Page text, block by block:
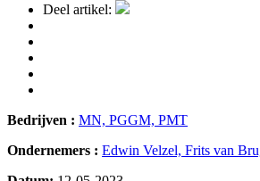
Deel artikel:
Bedrijven : MN, PGGM, PMT
Ondernemers : Edwin Velzel, Frits van